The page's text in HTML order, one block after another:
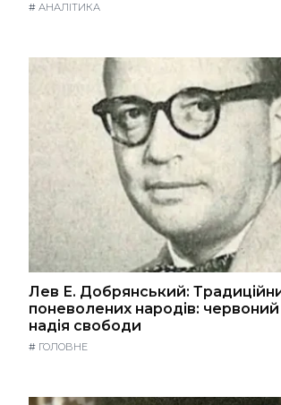
# АНАЛІТИКА
Лев Е. Добрянський:
поневолених народів:
надія свободи
# ГОЛОВНЕ